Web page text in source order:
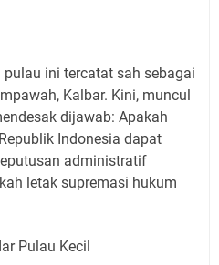
pulau ini tercatat sah sebagai
Kalbar. Kini, muncul
dijawab: Apakah
Indonesia dapat
administratif
letak supremasi hukum
Pulau Kecil